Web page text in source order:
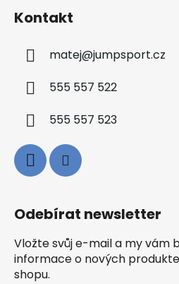
Kontakt
matej@jumpsport.cz
555 557 522
555 557 523
Odebírat newsletter
Vložte svůj e-mail a my vám
informace o nových
shopu.